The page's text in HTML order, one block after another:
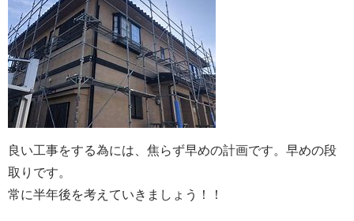
良い工事をする為には、焦らず早めの計画です。早めの段
取りです。
常に半年後を考えていきましょう！！